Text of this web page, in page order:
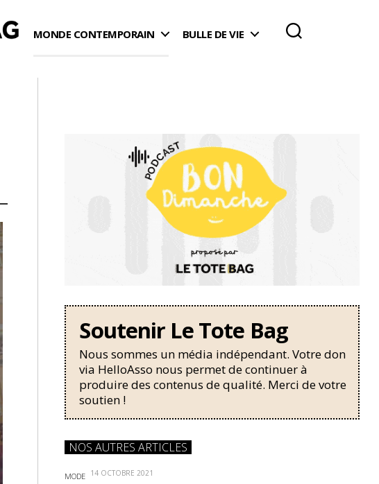
MONDE CONTEMPORAIN BULLE DE VIE
Soutenir Le Tote Bag
Nous sommes un média indépendant. Votre don
via HelloAsso nous permet de continuer à
produire des contenus de qualité. Merci de votre
soutien !
NOS AUTRES ARTICLES
MODE 14 OCTOBRE 2021